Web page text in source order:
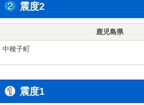
震度2
鹿児島県
中種子町
震度1